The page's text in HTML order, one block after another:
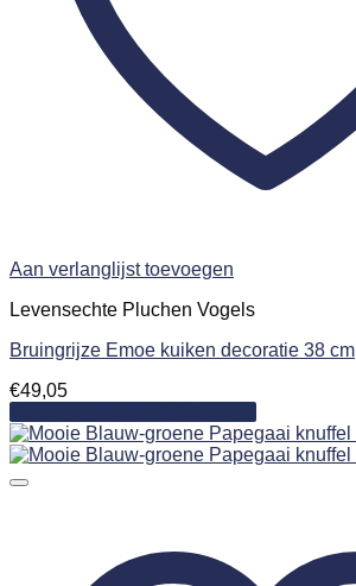
Aan verlanglijst toevoegen
Levensechte Pluchen Vogels
Bruingrijze Emoe kuiken decoratie 38 cm
€49,05